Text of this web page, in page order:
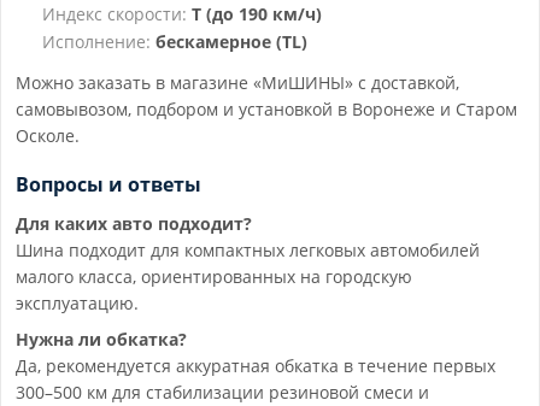
Индекс скорости: T (до 190 км/ч)
Исполнение: бескамерное (TL)
Можно заказать в магазине «МиШИНЫ» с доставкой,
самовывозом, подбором и установкой в Воронеже и Старом
Осколе.
Вопросы и ответы
Для каких авто подходит?
Шина подходит для компактных легковых автомобилей
малого класса, ориентированных на городскую
эксплуатацию.
Нужна ли обкатка?
Да, рекомендуется аккуратная обкатка в течение первых
300–500 км для стабилизации резиновой смеси и